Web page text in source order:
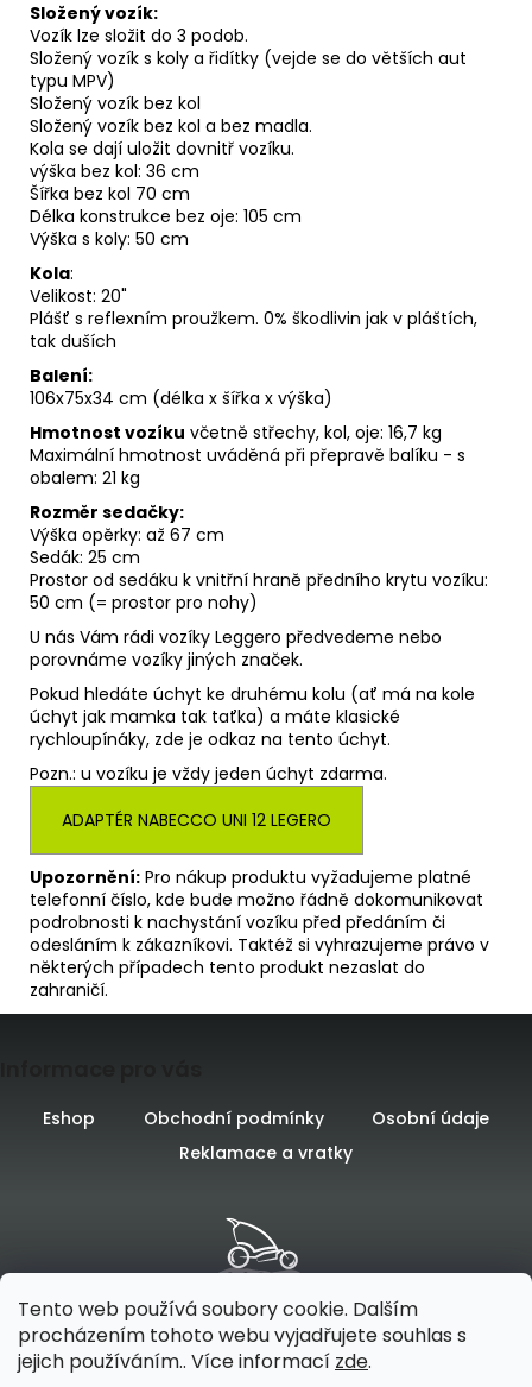
Tento web používá soubory cookie. Dalším
procházením tohoto webu vyjadřujete souhlas s
jejich používáním.. Více informací zde.
Složený vozík:
Vozík lze složit do 3 podob.
Složený vozík s koly a řidítky (vejde se do větších aut
typu MPV)
Složený vozík bez kol
Složený vozík bez kol a bez madla.
Kola se dají uložit dovnitř vozíku.
výška bez kol: 36 cm
Šířka bez kol 70 cm
Délka konstrukce bez oje: 105 cm
Výška s koly: 50 cm
Kola:
Velikost: 20"
Plášť s reflexním proužkem. 0% škodlivin jak v pláštích,
tak duších
Balení:
106x75x34 cm (délka x šířka x výška)
Hmotnost vozíku včetně střechy, kol, oje: 16,7 kg
Maximální hmotnost uváděná při přepravě balíku - s
obalem: 21 kg
Rozměr sedačky:
Výška opěrky: až 67 cm
Sedák: 25 cm
Prostor od sedáku k vnitřní hraně předního krytu vozíku:
50 cm (= prostor pro nohy)
U nás Vám rádi vozíky Leggero předvedeme nebo
porovnáme vozíky jiných značek.
Pokud hledáte úchyt ke druhému kolu (ať má na kole
úchyt jak mamka tak taťka) a máte klasické
rychloupínáky, zde je odkaz na tento úchyt.
Pozn.: u vozíku je vždy jeden úchyt zdarma.
ADAPTÉR NABECCO UNI 12 LEGERO
Upozornění: Pro nákup produktu vyžadujeme platné
telefonní číslo, kde bude možno řádně dokomunikovat
podrobnosti k nachystání vozíku před předáním či
odesláním k zákazníkovi. Taktéž si vyhrazujeme právo v
některých případech tento produkt nezaslat do
zahraničí.
Eshop Obchodní podmínky
Osobní údaje
Reklamace a vratky